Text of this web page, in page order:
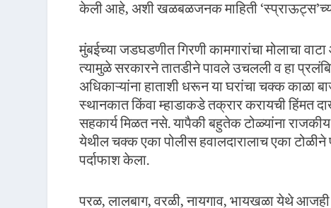
केली आहे, अशी खळबळजनक माहिती
मुंबईच्या जडघडणीत गिरणी कामगारांचा मोलाचा
त्यामुळे सरकारने तातडीने पावले उचलली व हा
अधिकाऱ्यांना हाताशी धरून या घरांचा चक्क काळा
स्थानकात किंवा म्हाडाकडे तक्रार करायची हिंमत
सहकार्य मिळत नसे. यापैकी बहुतेक टोळ्यांना
येथील चक्क एका पोलीस हवालदारालाच एका
पर्दाफाश केला.
परळ, लालबाग, वरळी, नायगाव, भायखळा येथे आजही